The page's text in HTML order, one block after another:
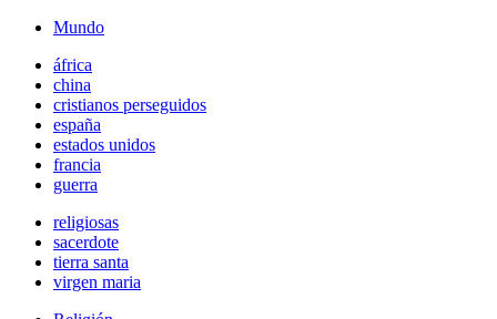
Mundo
áfrica
china
cristianos perseguidos
españa
estados unidos
francia
guerra
religiosas
sacerdote
tierra santa
virgen maria